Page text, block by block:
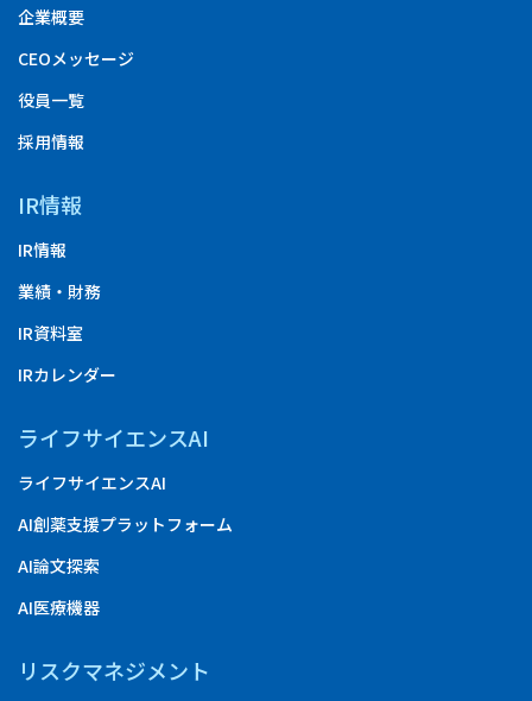
企業概要
CEOメッセージ
役員一覧
採用情報
IR情報
IR情報
業績・財務
IR資料室
IRカレンダー
ライフサイエンスAI
ライフサイエンスAI
AI創薬支援プラットフォーム
AI論文探索
AI医療機器
リスクマネジメント